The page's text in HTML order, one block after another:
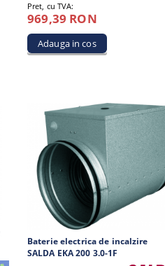
Pret, cu TVA:
969,39 RON
Baterie electrica de incalzire
SALDA EKA 200 3.0-1F